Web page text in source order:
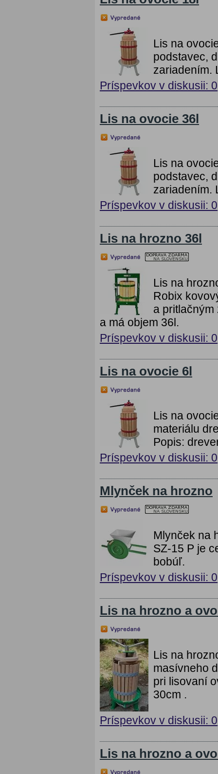
Lis na
podstavec,
zariadením.
Príspevkov v diskusii: 0
Lis na ovocie 36l
Lis na
podstavec,
zariadením.
Príspevkov v diskusii: 0
Lis na hrozno 36l
Lis na
Robix
a
a má objem 36l.
Príspevkov v diskusii: 0
Lis na ovocie 6l
Lis na
materiálu
Popis:
Príspevkov v diskusii: 0
Mlynček na hrozno
Mlynček na
SZ-15 P je
bobúľ.
Príspevkov v diskusii: 0
Lis na hrozno a
Lis na
masívneho
pri lisovaní
30cm .
Príspevkov v diskusii: 0
Lis na hrozno a